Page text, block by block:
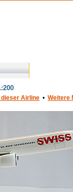
dieser Airline • Weitere